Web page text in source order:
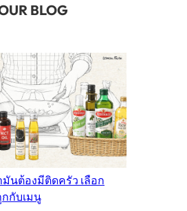
BLOG
นต้องมีติดครัว เลือก
กับเมนู